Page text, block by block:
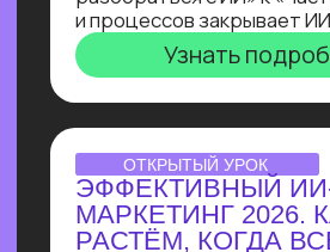
ПРАКТИКУМ
ПО ЧАТ-БОТАМ:КАК
НАЧАТЬ ЗАРАБАТЫВАТЬ
НА БОТАХ В ЭПОХУ
БЛОКИРОВОК
И НЕЙРОСЕТЕЙ
Зерокодера Евгения Заяц подробно
разберет процесс выполнения заказа:
от получения ТЗ
до сборки. И поделится, как новичку
создавать востребованные решения
для бизнеса, за которые готовы
платить от 100 000 рублей!